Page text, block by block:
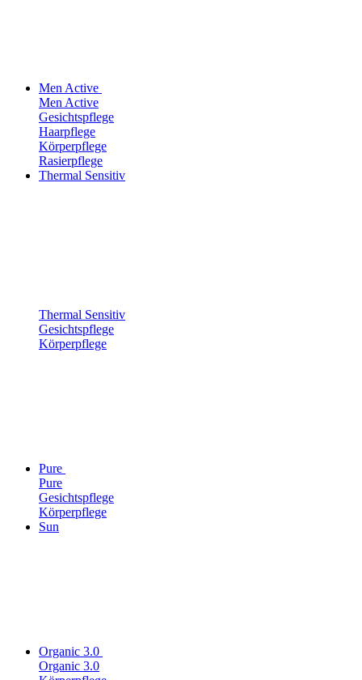
Men Active
Men Active
Gesichtspflege
Haarpflege
Körperpflege
Rasierpflege
Thermal Sensitiv
Thermal Sensitiv
Gesichtspflege
Körperpflege
Pure
Pure
Gesichtspflege
Körperpflege
Sun
Organic 3.0
Organic 3.0